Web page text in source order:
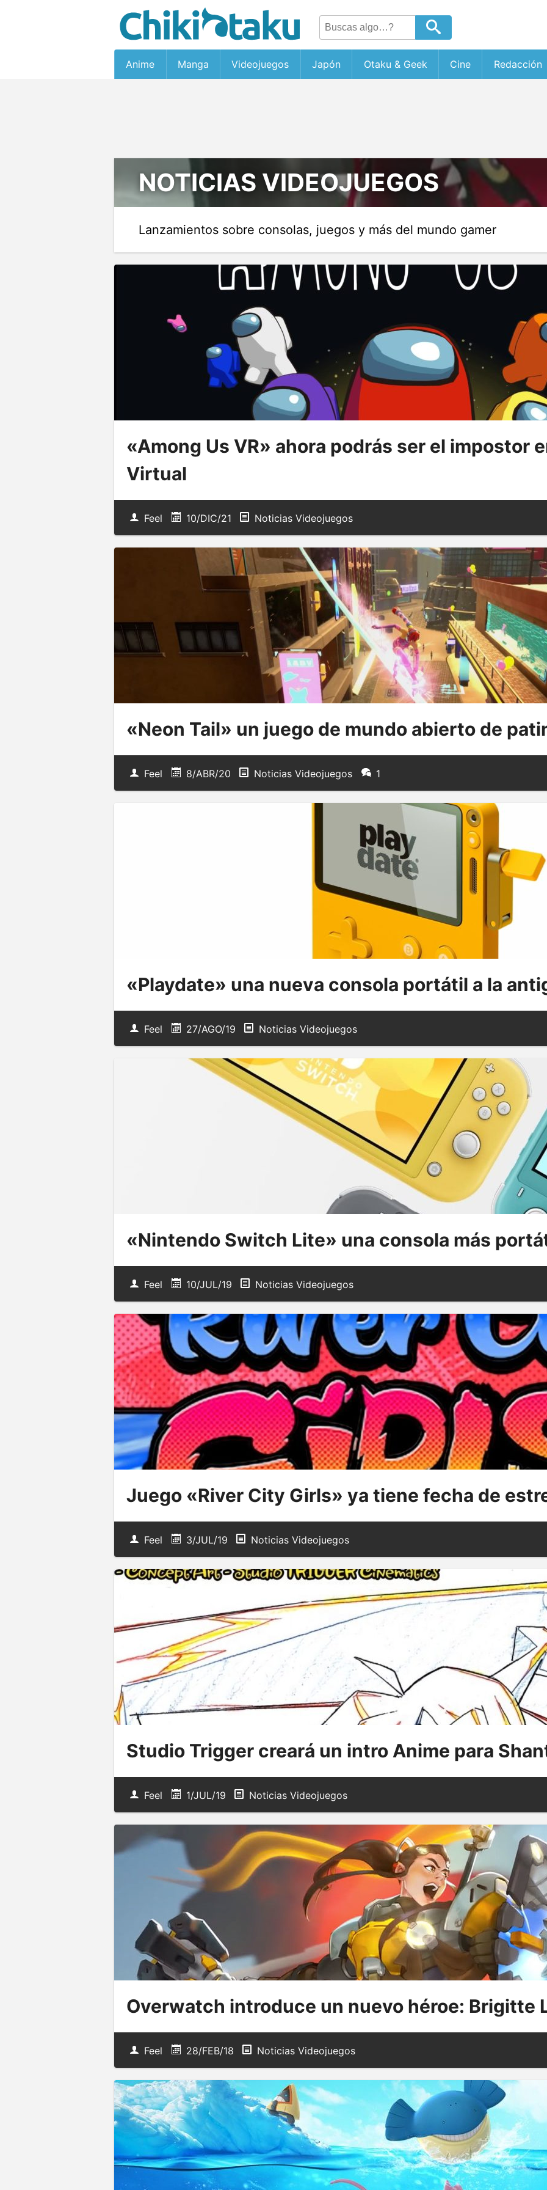
Anime Manga Videojuegos Japón Otaku & Geek Cine Redacción
NOTICIAS VIDEOJUEGOS
Lanzamientos sobre consolas, juegos y más del mundo gamer
«Among Us VR» ahora podrás ser el impostor
Virtual
Feel 10/DIC/21 Noticias Videojuegos
«Neon Tail» un juego de mundo abierto de
Feel 8/ABR/20 Noticias Videojuegos 1
«Playdate» una nueva consola portátil a la
Feel 27/AGO/19 Noticias Videojuegos
«Nintendo Switch Lite» una consola más
Feel 10/JUL/19 Noticias Videojuegos
Juego «River City Girls» ya tiene fecha de
Feel 3/JUL/19 Noticias Videojuegos
Studio Trigger creará un intro Anime para
Feel 1/JUL/19 Noticias Videojuegos
Overwatch introduce un nuevo héroe: Brigitte
Feel 28/FEB/18 Noticias Videojuegos